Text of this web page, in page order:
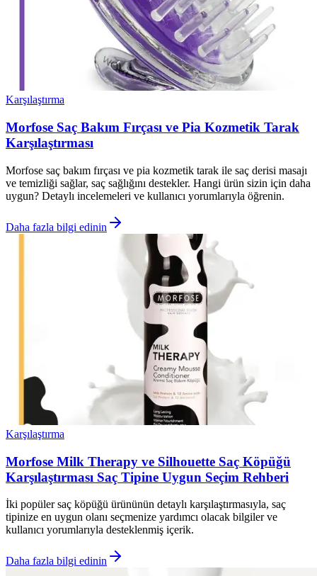
Karşılaştırma
Morfose Saç Bakım Fırçası ve Pia Kozmetik Tarak
Karşılaştırması
Morfose saç bakım fırçası ve pia kozmetik tarak ile saç derisi masajı
ve temizliği sağlar, saç sağlığını destekler. Hangi ürün sizin için daha
uygun? Detaylı incelemeleri ve kullanıcı yorumlarıyla öğrenin.
Daha fazla bilgi edinin
Karşılaştırma
Morfose Milk Therapy ve Silhouette Saç Köpüğü
Karşılaştırması Saç Tipine Uygun Seçim Rehberi
İki popüler saç köpüğü ürününün detaylı karşılaştırmasıyla, saç
tipinize en uygun olanı seçmenize yardımcı olacak bilgiler ve
kullanıcı yorumlarıyla desteklenmiş içerik.
Daha fazla bilgi edinin